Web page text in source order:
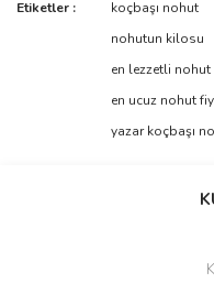
Bu ürüne
tarafımıza iletebilirsiniz.
Görüş ve önerileriniz için
Ürün resmi kalitesiz,
Bu ürüne benzer farklı
Etiketler : koçbaşı nohut
nohutun kilosu
en lezzetli nohut
en ucuz nohut
yazar koçbaşı